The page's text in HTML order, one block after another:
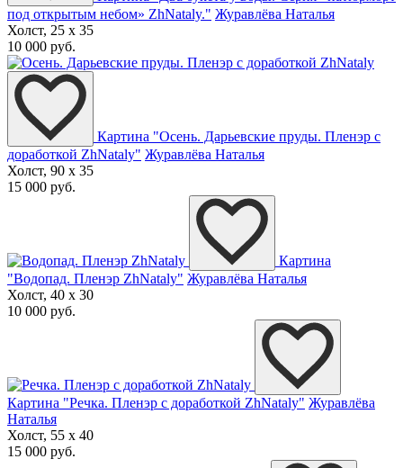
под открытым небом» ZhNataly." Журавлёва Наталья
Холст, 25 x 35
10 000 руб.
Картина "Осень. Дарьевские пруды. Пленэр с
доработкой ZhNataly" Журавлёва Наталья
Холст, 90 x 35
15 000 руб.
Картина
"Водопад. Пленэр ZhNataly" Журавлёва Наталья
Холст, 40 x 30
10 000 руб.
Картина "Речка. Пленэр с доработкой ZhNataly" Журавлёва
Наталья
Холст, 55 x 40
15 000 руб.